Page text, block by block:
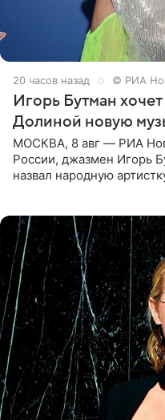
20 часов назад © РИА
Игорь Бутман
Долиной новую
МОСКВА, 8 авг — РИА
России, джазмен Игорь
назвал народную